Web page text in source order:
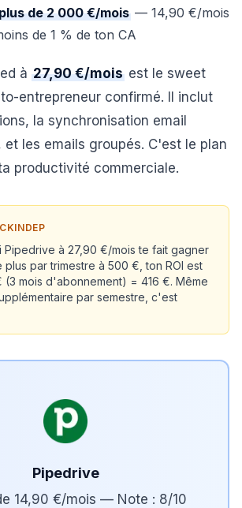
de 2 000 €/mois — 14,90 €/mois
de 1 % de ton CA
à 27,90 €/mois est le sweet
entrepreneur confirmé. Il inclut
la synchronisation email
et les emails groupés. C'est le plan
productivité commerciale.
Pipedrive à 27,90 €/mois te fait gagner
plus par trimestre à 500 €, ton ROI est
mois d'abonnement) = 416 €. Même
par semestre, c'est
Pipedrive
14,90 €/mois — Note : 8/10